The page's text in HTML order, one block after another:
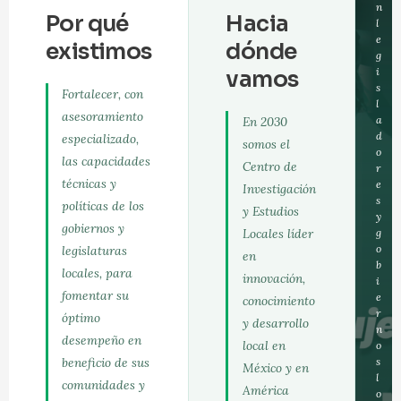
Por qué
existimos
Fortalecer, con
asesoramiento
especializado,
las capacidades
técnicas y
políticas de los
gobiernos y
legislaturas
locales, para
fomentar su
óptimo
desempeño en
beneficio de sus
comunidades y
Hacia
dónde
vamos
En 2030
somos el
Centro de
Investigación
y Estudios
Locales líder
en
innovación,
conocimiento
y desarrollo
local en
México y en
América
n
l
e
g
i
s
l
a
d
o
r
e
s
y
g
o
b
i
e
r
n
o
s
l
o